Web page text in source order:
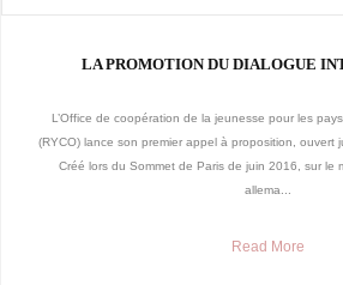
LA PROMOTION DU DIALOGUE
L’Office de coopération de la jeunesse pour les
(RYCO) lance son premier appel à proposition, ouvert
Créé lors du Sommet de Paris de juin 2016, sur le
allema...
Read More